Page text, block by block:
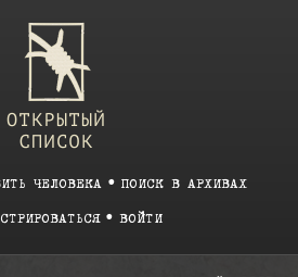
ЧЕЛОВЕКА ПОИСК В АРХИВАХ
ВОЙТИ